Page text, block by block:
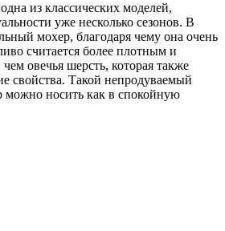
из классических моделей,
уже несколько сезонов. В
мохер, благодаря чему она очень
считается более плотным и
овечья шерсть, которая также
свойства. Такой непродуваемый
можно носить как в спокойную